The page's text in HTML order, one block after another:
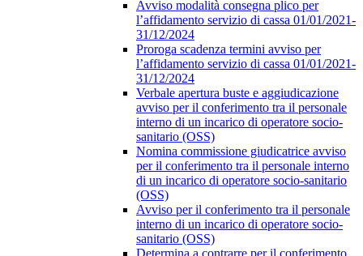
Avviso modalità consegna plico per
l’affidamento servizio di cassa 01/01/2021-
31/12/2024
Proroga scadenza termini avviso per
l’affidamento servizio di cassa 01/01/2021-
31/12/2024
Verbale apertura buste e aggiudicazione
avviso per il conferimento tra il personale
interno di un incarico di operatore socio-
sanitario (OSS)
Nomina commissione giudicatrice avviso
per il conferimento tra il personale interno
di un incarico di operatore socio-sanitario
(OSS)
Avviso per il conferimento tra il personale
interno di un incarico di operatore socio-
sanitario (OSS)